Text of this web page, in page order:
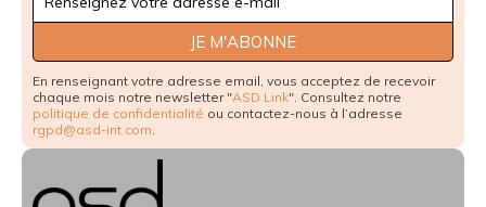
Signup
JE M'ABONNE
En renseignant votre adresse email, vous acceptez de recevoir
chaque mois notre newsletter "ASD Link". Consultez notre
politique de confidentialité ou contactez-nous à l’adresse
rgpd@asd-int.com